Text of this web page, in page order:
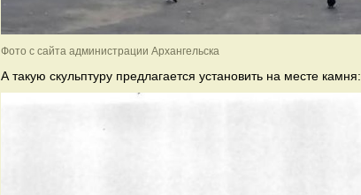
Фото с сайта администрации Архангельска
А такую скульптуру предлагается установить на месте камня: